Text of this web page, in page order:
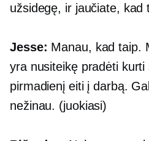
užsidegę, ir jaučiate, kad
Jesse: Manau, kad taip.
yra nusiteikę pradėti
pirmadienį eiti į darbą.
nežinau. (juokiasi)